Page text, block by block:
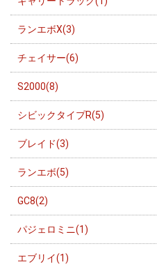
ランエボX(3)
チェイサー(6)
S2000(8)
シビックタイプR(5)
ブレイド(3)
ランエボ(5)
GC8(2)
パジェロミニ(1)
エブリイ(1)